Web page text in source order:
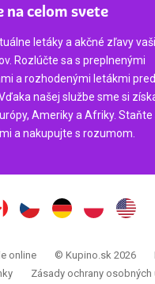
na celom svete
letáky a akčné zľavy
Rozlúčte sa s preplnenými
a rozhodenými letákmi pred
našej službe sme si
Ameriky a Afriky. Staňte
a nakupujte s rozumom.
online © Kupino.sk 2026
Zásady ochrany osobných